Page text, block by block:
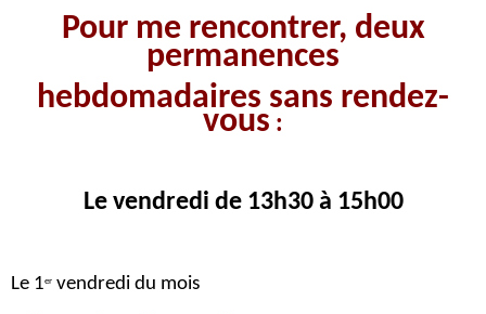
Pour me rencontrer, deux
permanences
hebdomadaires sans rendez-
vous :
Le vendredi de 13h30 à 15h00
Le 1er vendredi du mois